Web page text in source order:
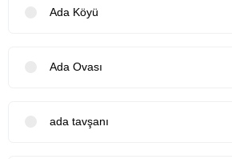
Ada Köyü
Ada Ovası
ada tavşanı